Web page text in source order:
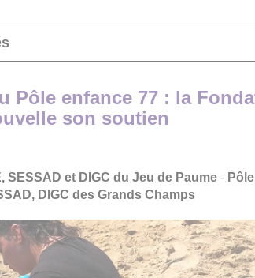
Pôle enfance 77 : la
son soutien
SESSAD et DIGC du Jeu de Paume - Pôle
DIGC des Grands Champs